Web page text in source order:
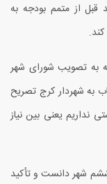
قبل از متمم بودجه به
به تصویب شورای شهر
به شهردار کرج تصریح
نداریم یعنی بین نیاز
شهر دانست و تأکید